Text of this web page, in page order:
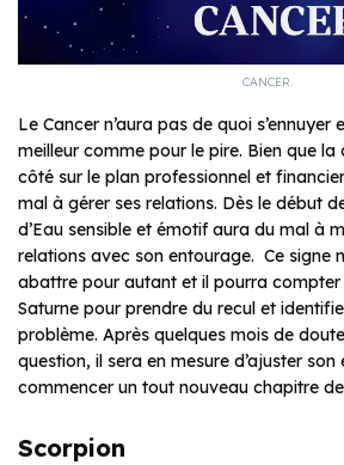
CANCER.
Le Cancer n’aura pas de quoi s’ennuyer
meilleur comme pour le pire. Bien que
côté sur le plan professionnel et
mal à gérer ses relations. Dès le début
d’Eau sensible et émotif aura du mal à
relations avec son entourage. Ce signe
abattre pour autant et il pourra compter
Saturne pour prendre du recul et
problème. Après quelques mois de
question, il sera en mesure d’ajuster
commencer un tout nouveau chapitre
Scorpion